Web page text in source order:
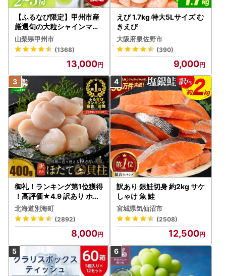
【ふるなび限定】甲州市産
厳選旬の大粒シャインマス
カット 約1.3kg 2～3房【2
026年発送】（MG）B12-
472 FN-Limited-VO シャ
インマスカット フルーツ
山梨県甲州市
(1368)
13,000
えび 1.7kg 特大5Lサイズ む
きえび
大阪府泉佐野市
(390)
9,000
御礼！ランキング第1位獲得
！高評価★4.9 訳あり ホタ
テ 400g（ほたて 帆立 貝柱
冷凍 ）
北海道別海町
(2892)
8,000
訳あり 銀鮭切身 約2kg サケ
しゃけ 魚 鮭
宮城県気仙沼市
(2508)
12,500